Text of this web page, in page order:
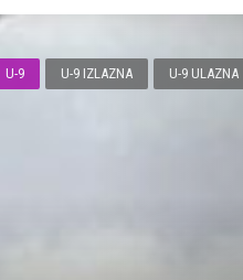
U-9 U-9 IZLAZNA U-9 ULAZNA